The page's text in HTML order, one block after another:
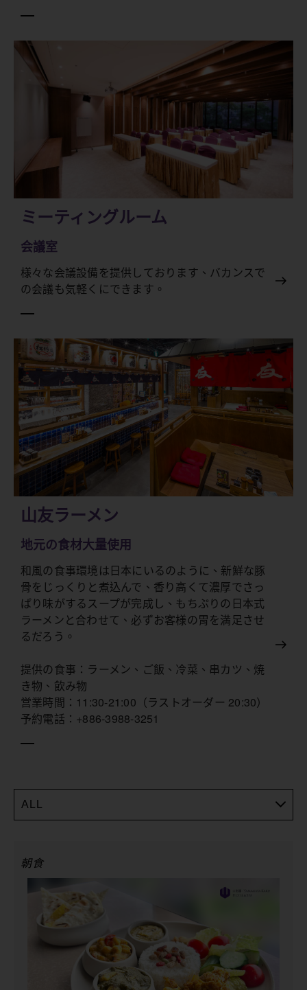
ミーティングルーム
会議室
様々な会議設備を提供しております、バカンスで
の会議も気軽くにできます。
山友ラーメン
地元の食材大量使用
和風の食事環境は日本にいるのように、新鮮な豚
骨をじっくりと煮込んで、香り高くて濃厚でさっ
ぱり味がするスープが完成し、もちぷりの日本式
ラーメンと合わせて、必ずお客様の胃を満足させ
るだろう。
提供の食事：ラーメン、ご飯、冷菜、串カツ、焼
き物、飲み物
営業時間：11:30-21:00（ラストオーダー 20:30）
予約電話：+886-3988-3251
ALL
朝食